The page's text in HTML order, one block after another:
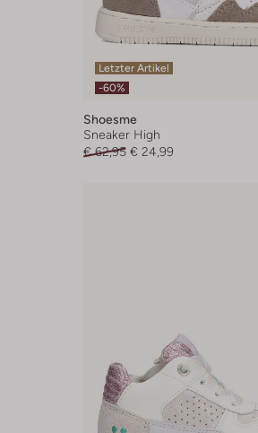
Letzter Artikel
-60%
Shoesme
Sneaker High
€ 62,95 € 24,99